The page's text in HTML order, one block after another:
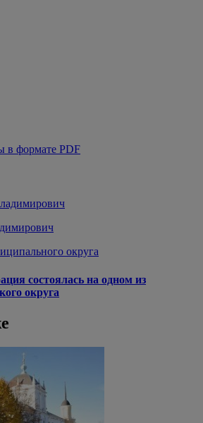
в формате PDF
округа
состоялась на одном из
округа